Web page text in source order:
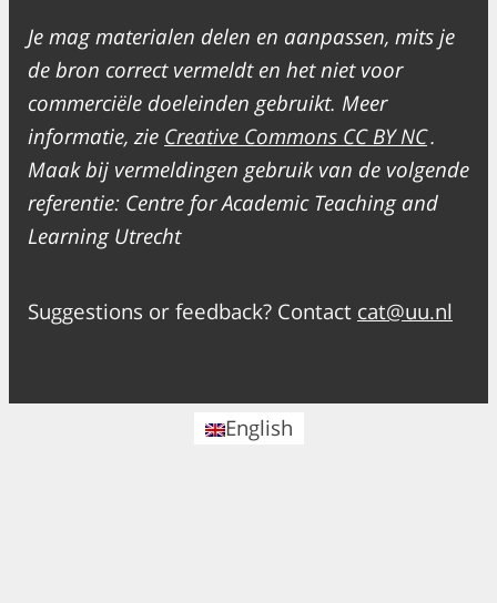
Je mag materialen delen en aanpassen, mits je
de bron correct vermeldt en het niet voor
commerciële doeleinden gebruikt. Meer
informatie, zie Creative Commons CC BY NC.
Maak bij vermeldingen gebruik van de volgende
referentie: Centre for Academic Teaching and
Learning Utrecht
Suggestions or feedback? Contact cat@uu.nl
English